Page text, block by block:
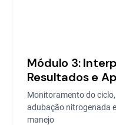
Módulo 3:
Resultados e
Monitoramento do
adubação nitrogenada
manejo